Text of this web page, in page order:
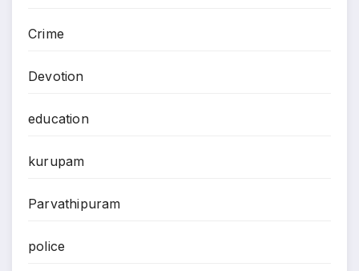
Crime
Devotion
education
kurupam
Parvathipuram
police